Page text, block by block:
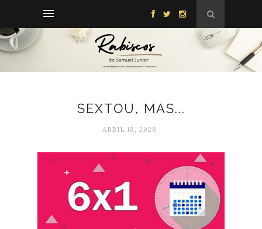
SEXTOU, MAS...
ABRIL 18, 2026